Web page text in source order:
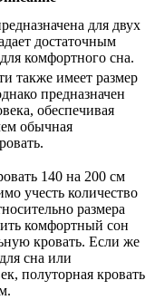
для двух
достаточным
комфортного сна.
также имеет размер
предназначен
обеспечивая
обычная
140 на 200 см
учесть количество
размера
комфортный сон
кровать. Если же
сна или
полуторная кровать